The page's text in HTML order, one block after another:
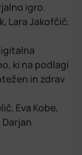
igro.
Lara Jakofčič.
ki na podlagi
in zdrav
Eva Kobe,